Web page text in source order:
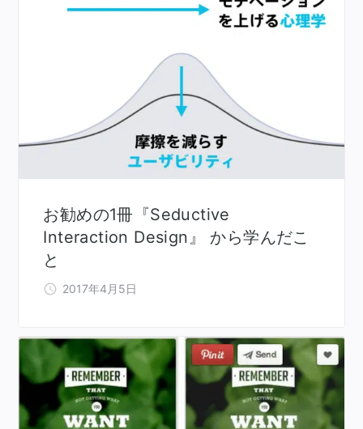
お勧めの1冊『Seductive
Interaction Design』 から学んだこ
と
2017年4月5日